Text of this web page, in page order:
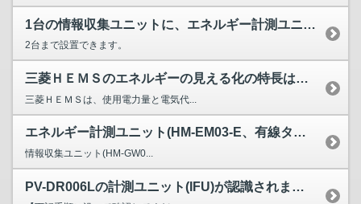
1台の情報収集ユニットに、エネルギー計測ユニットは何台設置...
2台まで設置できます。
三菱ＨＥＭＳのエネルギーの見える化の特長はなんですか？
三菱ＨＥＭＳは、使用電力量と電気代...
エネルギー計測ユニット(HM-EM03-E、有線タイプ)導...
情報収集ユニット(HM-GW0...
PV-DR006Lの計測ユニット(IFU)が認識されません。